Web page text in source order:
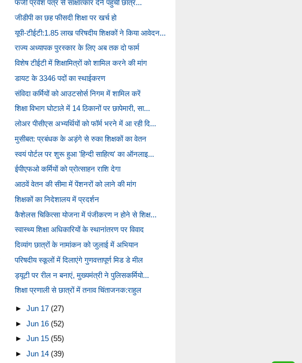
फर्जी प्रवेश पत्र से साक्षात्कार देने पहुंची छात्र...
जीडीपी का छह फीसदी शिक्षा पर खर्च हो
यूपी-टीईटी:1.85 लाख परिषदीय शिक्षकों ने किया आवेदन...
राज्य अध्यापक पुरस्कार के लिए अब तक दो फार्म
विशेष टीईटी में शिक्षामित्रों को शामिल करने की मांग
डायट के 3346 पदों का स्थाईकरण
संविदा कर्मियों को आउटसोर्स निगम में शामिल करें
शिक्षा विभाग घोटाले में 14 ठिकानों पर छापेमारी, सा...
लोअर पीसीएस अभ्यर्थियों को फॉर्म भरने में आ रही दि...
मुसीबत: प्रबंधक के अड़ंगे से रुका शिक्षकों का वेतन
स्वयं पोर्टल पर शुरू हुआ 'हिन्दी साहित्य' का ऑनलाइ...
ईपीएफओ कर्मियों को प्रोत्साहन राशि देगा
आठवें वेतन की सीमा में पेंशनरों को लाने की मांग
शिक्षकों का निदेशालय में प्रदर्शन
कैशेलस चिकित्सा योजना में पंजीकरण न होने से शिक्ष...
स्वास्थ्य शिक्षा अधिकारियों के स्थानांतरण पर विवाद
दिव्यांग छात्रों के नामांकन को जुलाई में अभियान
परिषदीय स्कूलों में दिलाएंगे गुणवत्तापूर्ण मिड डे मील
ड्यूटी पर रील न बनाएं, मुख्यमंत्री ने पुलिसकर्मियो...
शिक्षा प्रणाली से छात्रों में तनाव चिंताजनक:राहुल
► Jun 17 (27)
► Jun 16 (52)
► Jun 15 (55)
► Jun 14 (39)